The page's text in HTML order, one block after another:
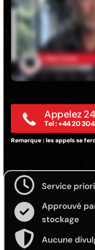
Appelez
Tel : +44 20
Remarque : les appels se
Service
Approuvé
stockage
Aucune